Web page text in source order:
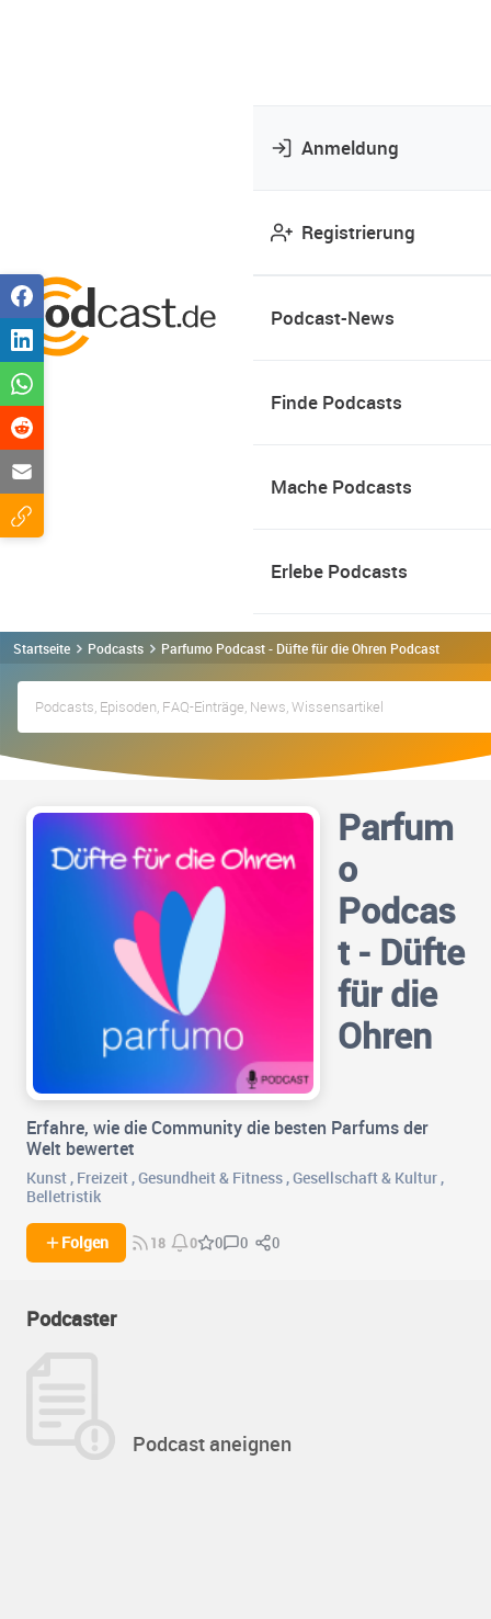
Anmeldung
Registrierung
Podcast-News
Finde Podcasts
Mache Podcasts
Erlebe Podcasts
Startseite Podcasts Parfumo Podcast - Düfte für die Ohren Podcast
Parfum
o
Podcas
t - Düfte
für die
Ohren
Erfahre, wie die Community die besten Parfums der
Welt bewertet
Kunst , Freizeit ,Gesundheit & Fitness ,Gesellschaft & Kultur ,
Belletristik
Folgen 18 0 0 0 0
Podcaster
Podcast aneignen